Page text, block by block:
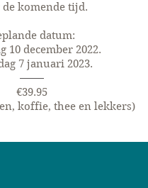
komende tijd.
datum:
10 december 2022.
7 januari 2023.
€39.95
koffie, thee en lekkers)